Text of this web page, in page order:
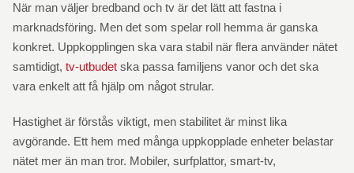
När man väljer bredband och tv är det lätt att fastna i
marknadsföring. Men det som spelar roll hemma är ganska
konkret. Uppkopplingen ska vara stabil när flera använder nätet
samtidigt, tv-utbudet ska passa familjens vanor och det ska
vara enkelt att få hjälp om något strular.
Hastighet är förstås viktigt, men stabilitet är minst lika
avgörande. Ett hem med många uppkopplade enheter belastar
nätet mer än man tror. Mobiler, surfplattor, smart-tv,